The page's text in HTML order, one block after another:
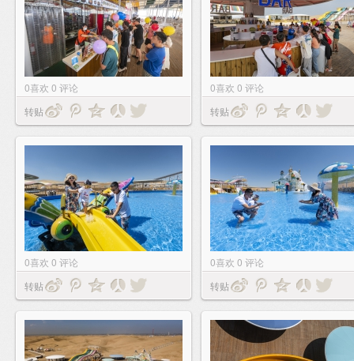
0喜欢 0 评论
转贴
0喜欢 0 评论
转贴
0喜欢 0 评论
转贴
0喜欢 0 评论
转贴